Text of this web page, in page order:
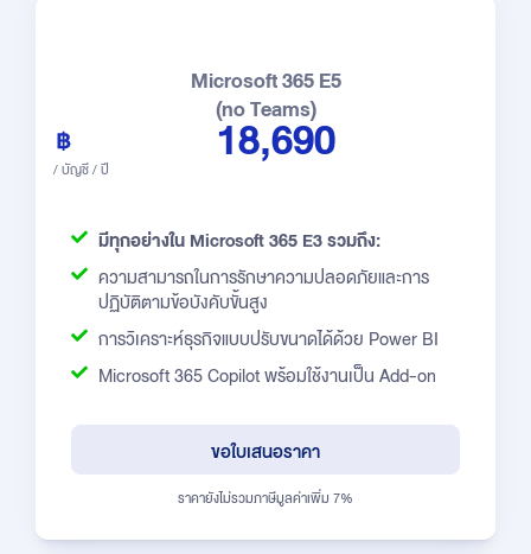
Microsoft 365 E5
(no Teams)
18,690
/ บัญชี / ปี
มีทุกอย่างใน Microsoft 365 E3 รวมถึง:
ความสามารถในการรักษาความปลอดภัยและการ
ปฏิบัติตามข้อบังคับขั้นสูง
การวิเคราะห์ธุรกิจแบบปรับขนาดได้ด้วย Power BI
Microsoft 365 Copilot พร้อมใช้งานเป็น Add-on
ขอใบเสนอราคา
ราคายังไม่รวมภาษีมูลค่าเพิ่ม 7%